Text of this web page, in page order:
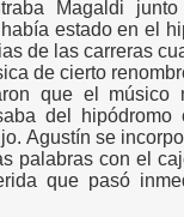
Magaldi
estado en el
de las carreras
de cierto
que el músico
del hipódromo
Agustín se
palabras con el
que pasó